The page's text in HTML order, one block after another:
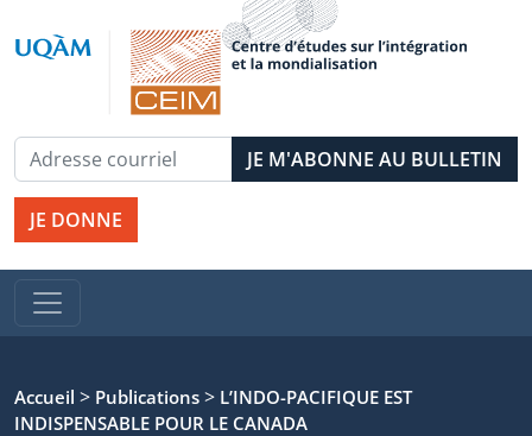
JE DONNE
Accueil > Publications > L’INDO-PACIFIQUE EST
INDISPENSABLE POUR LE CANADA